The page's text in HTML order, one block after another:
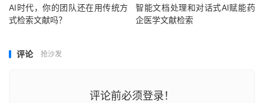
AI时代，你的团队还在用传统方
式检索文献吗？
智能文档处理和对话式AI赋能药
企医学文献检索
评论 抢沙发
评论前必须登录！